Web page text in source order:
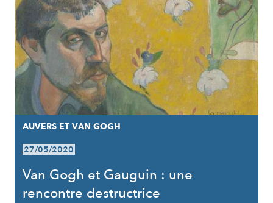
AUVERS ET VAN GOGH
27/05/2020
Van Gogh et Gauguin : une
rencontre destructrice